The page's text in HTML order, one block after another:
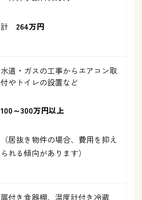
計 264万円
水道・ガスの工事からエアコン取
付やトイレの設置など
100～300万円以上
（居抜き物件の場合、費用を抑え
られる傾向があります）
扉付き食器棚、温度計付き冷蔵